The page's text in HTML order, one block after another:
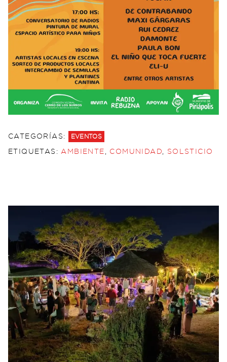
CATEGORÍAS: EVENTOS
ETIQUETAS: AMBIENTE COMUNIDAD SOLSTICIO